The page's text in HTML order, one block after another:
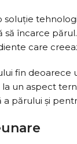
soluție
să încarce
care
fin deoarece
un aspect
părului și